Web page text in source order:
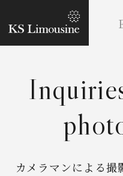
TOP
カメラマンによる撮